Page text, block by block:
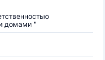
домами "